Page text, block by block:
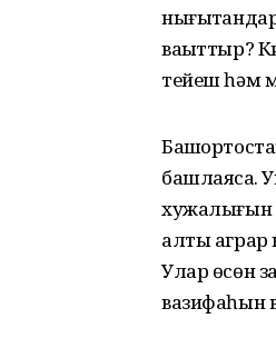
ваҡыттыр?
тейеш һәм
башлаясаҡ.
хужалығын
алты аграр
Улар өсөн
вазифаһын